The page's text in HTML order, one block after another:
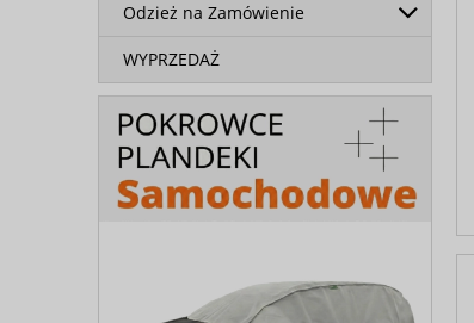
Odzież na Zamówienie
WYPRZEDAŻ